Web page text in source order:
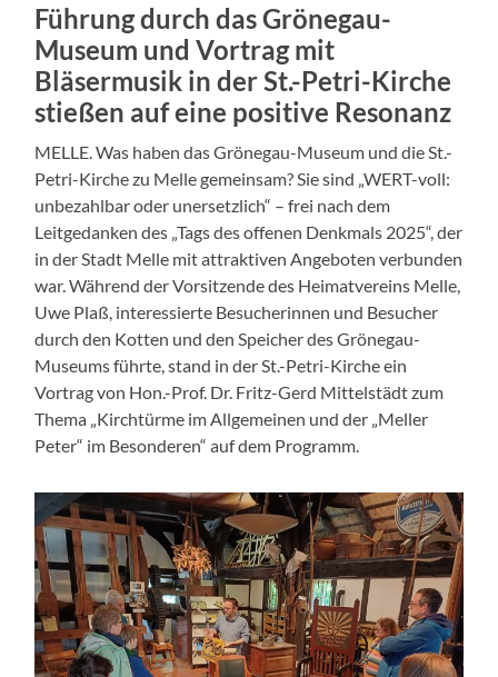
Führung durch das Grönegau-
Museum und Vortrag mit
Bläsermusik in der St.-Petri-Kirche
stießen auf eine positive Resonanz
MELLE. Was haben das Grönegau-Museum und die St.-
Petri-Kirche zu Melle gemeinsam? Sie sind „WERT-voll:
unbezahlbar oder unersetzlich“ – frei nach dem
Leitgedanken des „Tags des offenen Denkmals 2025“, der
in der Stadt Melle mit attraktiven Angeboten verbunden
war. Während der Vorsitzende des Heimatvereins Melle,
Uwe Plaß, interessierte Besucherinnen und Besucher
durch den Kotten und den Speicher des Grönegau-
Museums führte, stand in der St.-Petri-Kirche ein
Vortrag von Hon.-Prof. Dr. Fritz-Gerd Mittelstädt zum
Thema „Kirchtürme im Allgemeinen und der „Meller
Peter“ im Besonderen“ auf dem Programm.